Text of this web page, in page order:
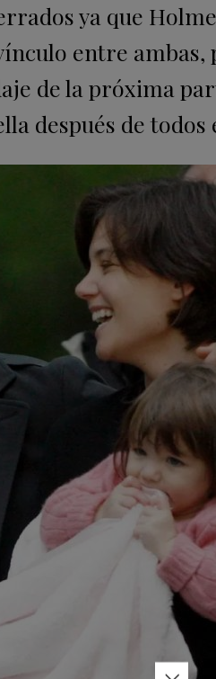
ya que
entre ambas,
de la próxima
después de todos